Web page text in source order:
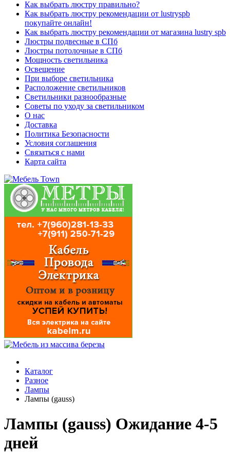
Как выбрать люстру правильно?
Как выбрать люстру рекомендации от lustryspb
покупайте онлайн!
Как выбрать люстру рекомендации от магазина lustry spb
Люстры подвесные в СПб
Люстры потолочные в СПб
Мощность светильника
Освещение
При выборе светильника
Расположение светильников
Светильники разнообразные
Советы по уходу за светильником
О нас
Доставка
Политика Безопасности
Условия соглашения
Связаться с нами
Карта сайта
Каталог
Разное
Лампы
Лампы (gauss)
Лампы (gauss) Ожидание 4-5
дней